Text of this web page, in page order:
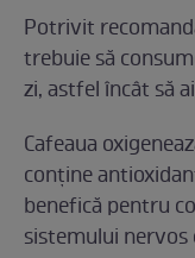
Potrivit
trebuie să
zi, astfel încât să
Cafeaua
conține
benefică pentru
sistemului nervos